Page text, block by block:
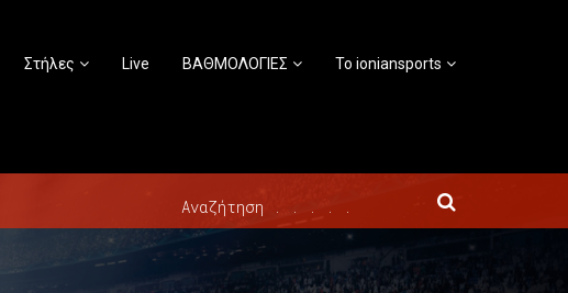
Στήλες Live ΒΑΘΜΟΛΟΓΙΕΣ Το ioniansports